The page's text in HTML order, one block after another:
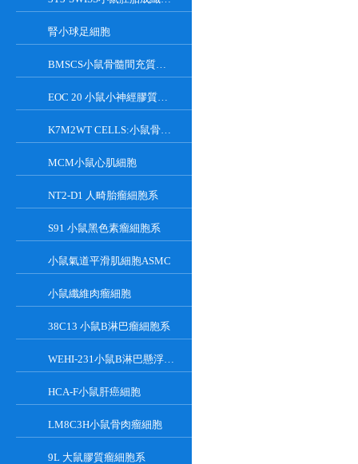
腎小球足細胞
BMSCS小鼠骨髓間充質干細胞
EOC 20 小鼠小神經膠質細胞系
K7M2WT CELLS:小鼠骨肉瘤成骨細胞系
MCM小鼠心肌細胞
NT2-D1 人畸胎瘤細胞系
S91 小鼠黑色素瘤細胞系
小鼠氣道平滑肌細胞ASMC
小鼠纖維肉瘤細胞
38C13 小鼠B淋巴瘤細胞系
WEHI-231小鼠B淋巴懸浮細胞系
HCA-F小鼠肝癌細胞
LM8C3H小鼠骨肉瘤細胞
9L 大鼠膠質瘤細胞系